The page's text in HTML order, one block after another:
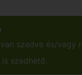
szedve és/vagy
szedhető.